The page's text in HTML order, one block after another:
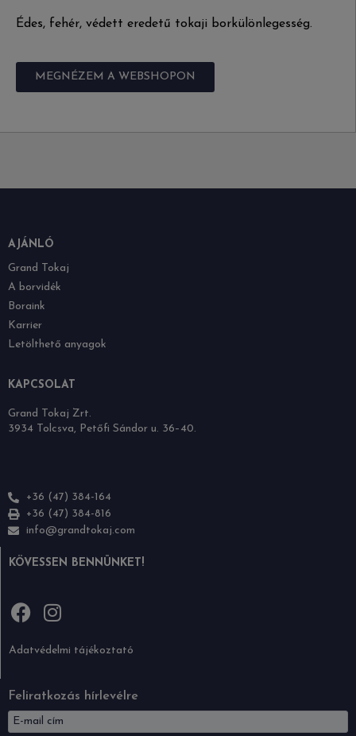
Édes, fehér, védett eredetű tokaji borkülönlegesség.
MEGNÉZEM A WEBSHOPON
AJÁNLÓ
Grand Tokaj
A borvidék
Boraink
Karrier
Letölthető anyagok
KAPCSOLAT
Grand Tokaj Zrt.
3934 Tolcsva, Petőfi Sándor u. 36–40.
+36 (47) 384-164
+36 (47) 384-816
info@grandtokaj.com
KÖVESSEN BENNÜNKET!
Adatvédelmi tájékoztató
Feliratkozás hírlevélre